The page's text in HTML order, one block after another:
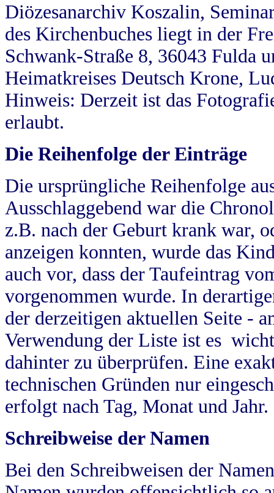
Diözesanarchiv Koszalin,
des Kirchenbuches liegt in der
Schwank-Straße 8, 36043 Fulda
Heimatkreises Deutsch Krone,
Hinweis: Derzeit ist das
erlaubt.
Die Reihenfolge der Einträge
Die ursprüngliche Reihenfolge
Ausschlaggebend war die
z.B. nach der Geburt krank war,
anzeigen konnten, wurde das
auch vor, dass der Taufeintrag
vorgenommen wurde. In
der derzeitigen aktuellen Seite -
Verwendung der Liste ist es
dahinter zu überprüfen. Eine
technischen Gründen nur
erfolgt nach Tag, Monat und Jahr.
Schreibweise der Namen
Bei den Schreibweisen der